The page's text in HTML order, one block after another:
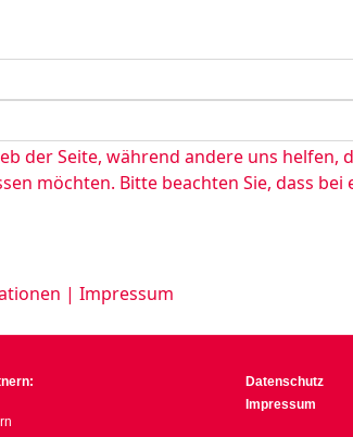
Datenschutz
Impressum
der Seite, während andere uns
möchten. Bitte beachten Sie, dass
| Impressum